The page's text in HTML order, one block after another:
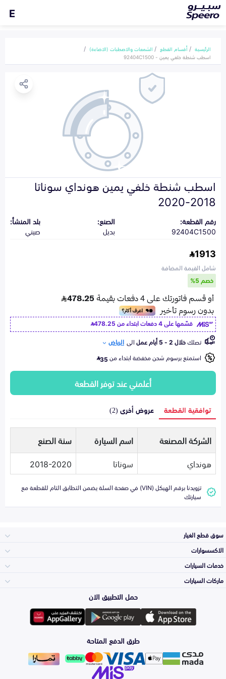
E
الرئيسية أقسام القطع
الشمعات والاصطبات (الاضاءة)
اسطب شنطة خلفي يمين - 92404C1500
اسطب شنطة خلفي يمين هونداي سوناتا
2018-2020
رقم القطعة:
92404C1500
الصنع:
بديل
بلد المنشأ:
صيني
1913
شامل القيمة المضافة
خصم 5%
قسّمها على 4 دفعات ابتداء من
478.25
تصلكخلال 2 - 5 أيام عمل الى الرياض
استمتع برسوم شحن مخفضة ابتداء من35
أعلمني عند توفر القطعة
توافقية القطعة عروض أخرى (2)
الشركة المصنعة اسم السيارة
سنة الصنع
هونداي
سوناتا 2018-2020
تزويدنا برقم الهيكل (VIN) في صفحة السلة يضمن التطابق التام للقطعة مع
سيارتك
سوق قطع الغيار
المكائن، القيرات
وملحقاتها
الشمعات
والاصطبات (الاضاءة)
الاكسسوارات
لوازم الرحلات
اكسسوارات العناية
خدمات السيارات
الأكثر مبيعاً
التلميع والعناية
ماركات السيارات
تويوتا
هيونداي
حمل التطبيق الان
طرق الدفع المتاحة